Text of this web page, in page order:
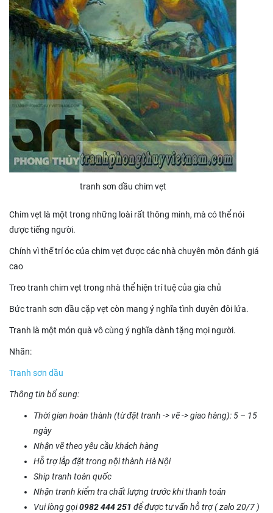
tranh sơn dầu chim vẹt
Chim vẹt là một trong những loài rất thông minh, mà có thể nói
được tiếng người.
Chính vì thế trí óc của chim vẹt được các nhà chuyên môn đánh giá
cao
Treo tranh chim vẹt trong nhà thể hiện trí tuệ của gia chủ
Bức tranh sơn dầu cặp vẹt còn mang ý nghĩa tình duyên đôi lứa.
Tranh là một món quà vô cùng ý nghĩa dành tặng mọi người.
Nhãn:
Tranh sơn dầu
Thông tin bổ sung:
Thời gian hoàn thành (từ đặt tranh -> vẽ -> giao hàng): 5 – 15
ngày
Nhận vẽ theo yêu cầu khách hàng
Hỗ trợ lắp đặt trong nội thành Hà Nội
Ship tranh toàn quốc
Nhận tranh kiểm tra chất lượng trước khi thanh toán
Vui lòng gọi0982 444 251 để được tư vấn hỗ trợ ( zalo 20/7 )